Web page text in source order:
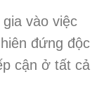
vào việc
đứng độc
cận ở tất cả